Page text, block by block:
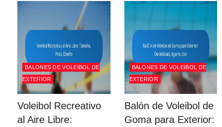
BALONES DE VOLEIBOL DE
EXTERIOR
Voleibol Recreativo
al Aire Libre:
BALONES DE VOLEIBOL DE
EXTERIOR
Balón de Voleibol de
Goma para Exterior: